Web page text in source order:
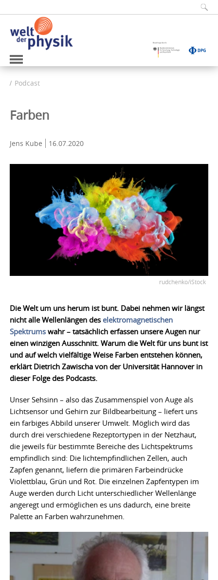
Podcast
Farben
Jens Kube 16.07.2020
rudchenko/iStock
Die Welt um uns herum ist bunt. Dabei nehmen wir längst
nicht alle Wellenlängen des elektromagnetischen
Spektrums wahr – tatsächlich erfassen unsere Augen nur
einen winzigen Ausschnitt. Warum die Welt für uns bunt ist
und auf welch vielfältige Weise Farben entstehen können,
erklärt Dietrich Zawischa von der Universität Hannover in
dieser Folge des Podcasts.
Unser Sehsinn – also das Zusammenspiel von Auge als
Lichtsensor und Gehirn zur Bildbearbeitung – liefert uns
ein farbiges Abbild unserer Umwelt. Möglich wird das
durch drei verschiedene Rezeptortypen in der Netzhaut,
die jeweils für bestimmte Bereiche des Lichtspektrums
empfindlich sind: Die lichtempfindlichen Zellen, auch
Zapfen genannt, liefern die primären Farbeindrücke
Violettblau, Grün und Rot. Die einzelnen Zapfentypen im
Auge werden durch Licht unterschiedlicher Wellenlänge
angeregt und ermöglichen es uns dadurch, eine breite
Palette an Farben wahrzunehmen.